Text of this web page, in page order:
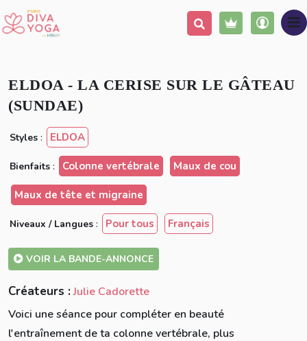
Ajouter à ma liste Partager
Vintage
ELDOA - LA CERISE SUR LE GÂTEAU
(SUNDAE)
Styles : ELDOA
Bienfaits : Colonne vertébrale Maux de cou
Maux de tête et migraine
Niveaux / Langues : Pour tous Français
VOIR LA BANDE-ANNONCE
Créateurs :Julie Cadorette
Voici une séance pour compléter en beauté
l'entraînement de ta colonne vertébrale, plus